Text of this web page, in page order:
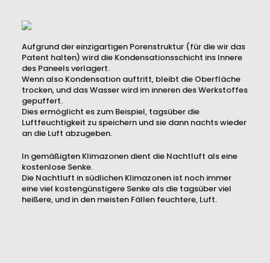
Aufgrund der einzigartigen Porenstruktur (für die wir das
Patent halten) wird die Kondensationsschicht ins Innere
des Paneels verlagert.
Wenn also Kondensation auftritt, bleibt die Oberfläche
trocken, und das Wasser wird im inneren des Werkstoffes
gepuffert.
Dies ermöglicht es zum Beispiel, tagsüber die
Luftfeuchtigkeit zu speichern und sie dann nachts wieder
an die Luft abzugeben.
In gemäßigten Klimazonen dient die Nachtluft als eine
kostenlose Senke.
Die Nachtluft in südlichen Klimazonen ist noch immer
eine viel kostengünstigere Senke als die tagsüber viel
heißere, und in den meisten Fällen feuchtere, Luft.